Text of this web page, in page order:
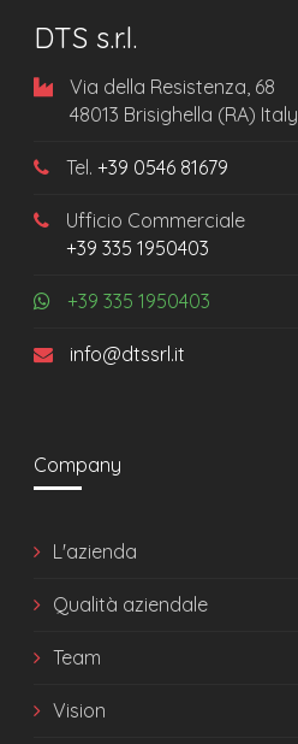
DTS s.r.l.
Via della Resistenza, 68
48013 Brisighella (RA) Italy
Tel.+39 0546 81679
Ufficio Commerciale
+39 335 1950403
+39 335 1950403
info@dtssrl.it
Company
L'azienda
Qualità aziendale
Team
Vision